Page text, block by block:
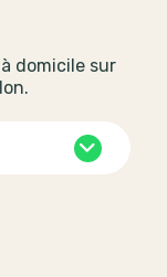
domicile sur